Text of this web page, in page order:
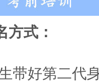
方式：
带好第二代